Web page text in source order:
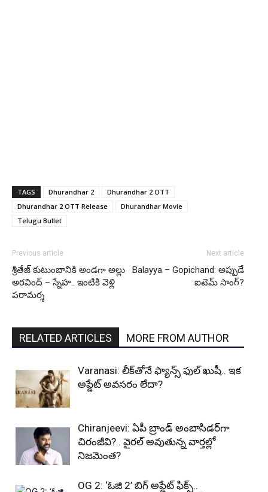
TAGS Dhurandhar 2
Dhurandhar 2 OTT
Dhurandhar 2 OTT Release
Dhurandhar Movie
Telugu Bullet
Previous article
శ్రీతేజ్ కుటుంబానికి అండగా అల్లు
అరవింద్ – స్నేహ.. ఇంటికి వెళ్లి
పరామర్శ
Next article
Balayya – Gopichand: అప్పుడే
ఐటెమ్ సాంగ్?
RELATED ARTICLES MORE FROM AUTHOR
Varanasi: లీక్‌తోనే ఫ్యాన్స్ ఫుల్ ఖుషీ.. ఇక
అప్డేట్ అవసరం లేదా?
Chiranjeevi: ఏపీ బ్రాండ్ అంబాసిడర్‌గా
చిరంజీవి?.. వైరల్ అవుతున్న వార్తల్లో
నిజమెంత?
OG 2: ‘ఓజి 2’ బిగ్ అప్డేట్ ఫిక్స్..